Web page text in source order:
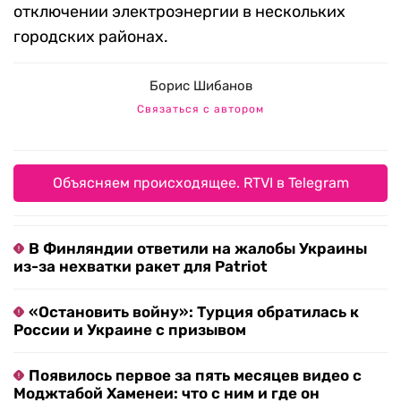
отключении электроэнергии в нескольких
городских районах.
Борис Шибанов
Связаться с автором
Объясняем происходящее. RTVI в Telegram
В Финляндии ответили на жалобы Украины
из-за нехватки ракет для Patriot
«Остановить войну»: Турция обратилась к
России и Украине с призывом
Появилось первое за пять месяцев видео с
Моджтабой Хаменеи: что с ним и где он